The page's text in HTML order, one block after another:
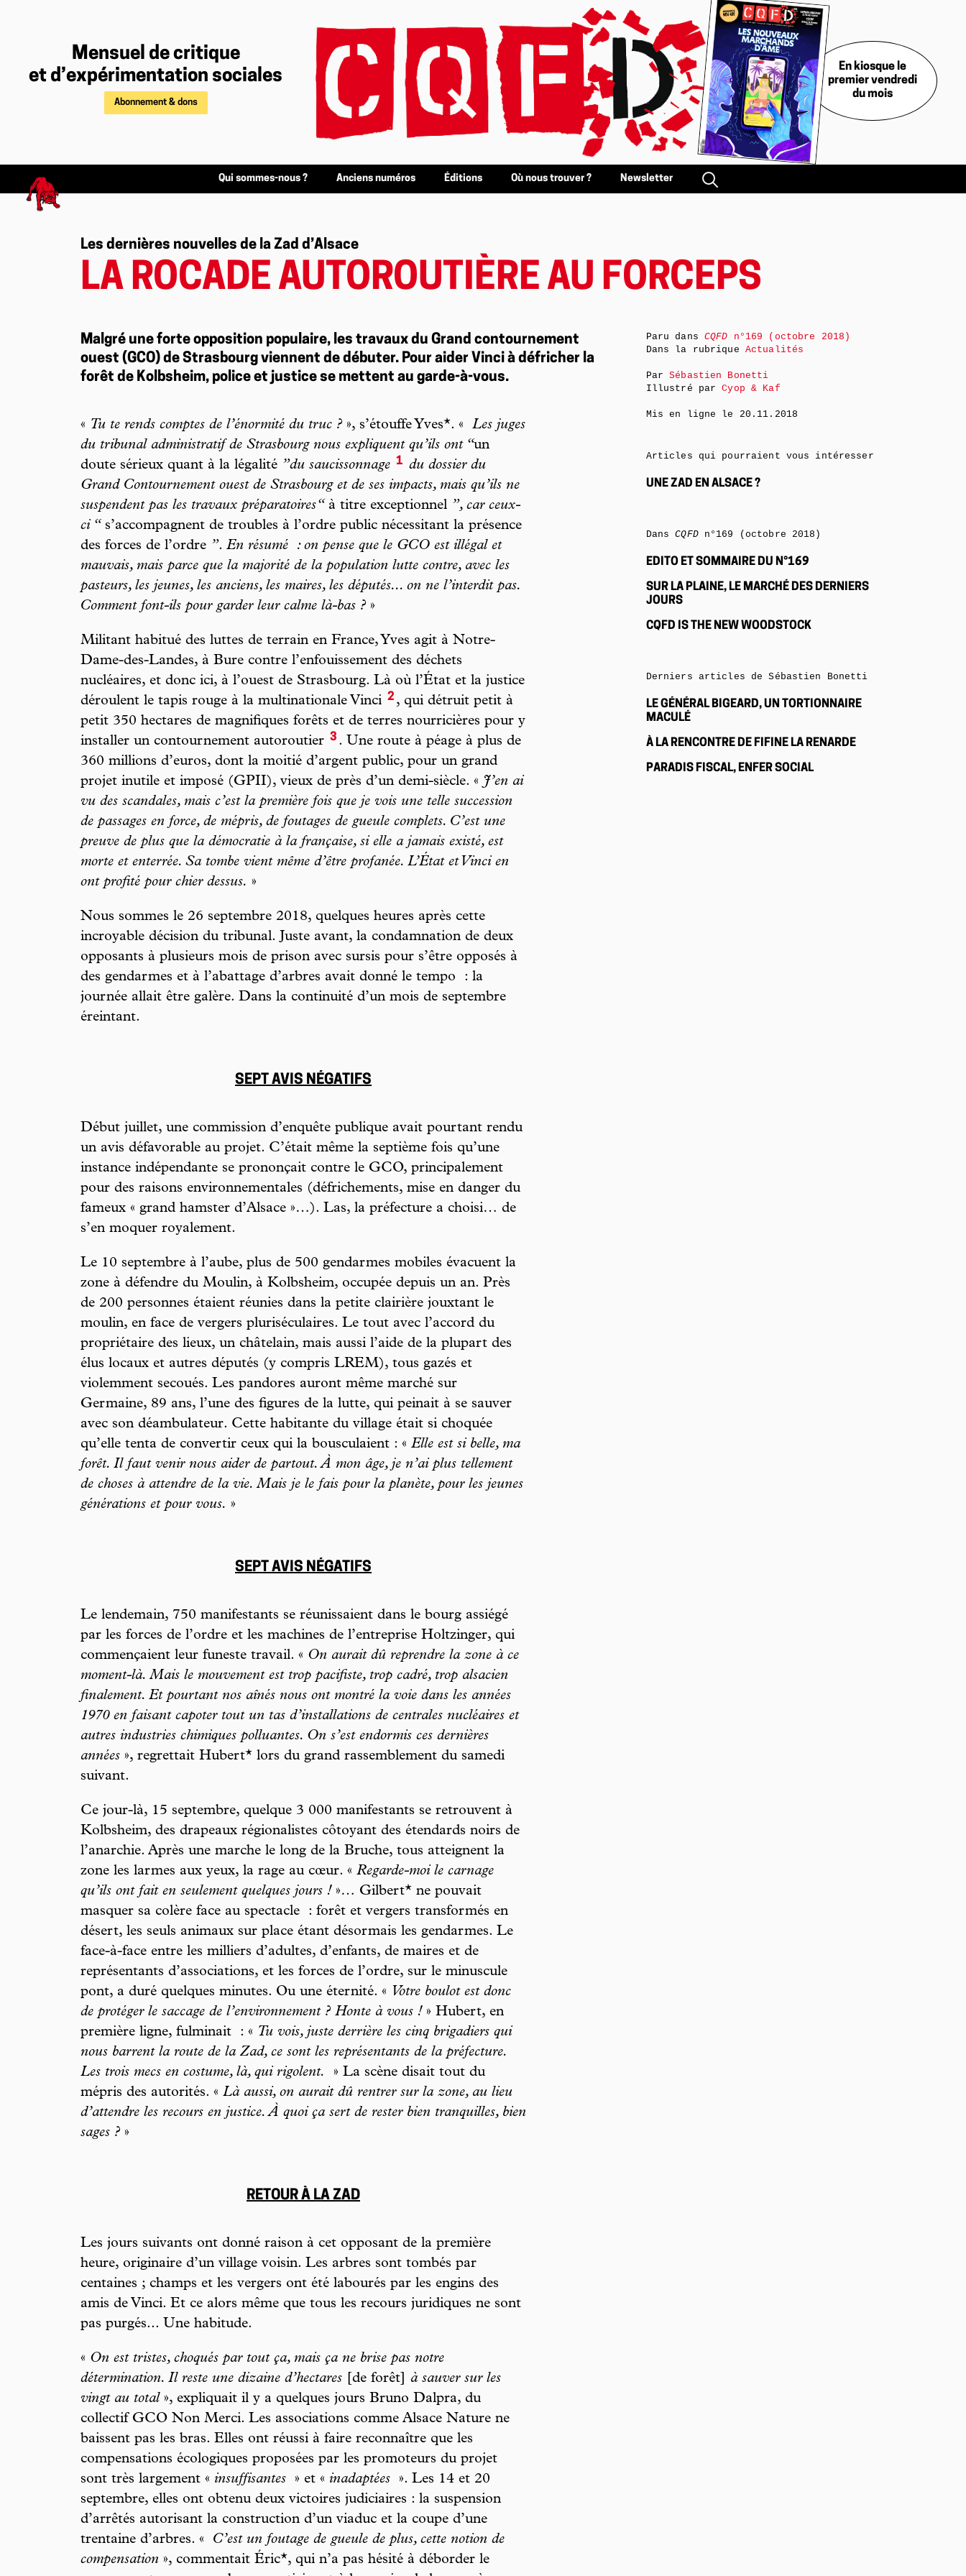
Mensuel de critique
et d’expérimentation sociales
Abonnement & dons
En kiosque le
premier vendredi
du mois
Qui sommes-nous ? Anciens numéros Éditions Où nous trouver ? Newsletter
Les dernières nouvelles de la Zad d’Alsace
LA ROCADE AUTOROUTIÈRE AU FORCEPS
Malgré une forte opposition populaire, les travaux du Grand contournement
ouest (GCO) de Strasbourg viennent de débuter. Pour aider Vinci à défricher la
forêt de Kolbsheim, police et justice se mettent au garde-à-vous.
« Tu te rends comptes de l’énormité du truc ? », s’étouffe Yves*. «
Les juges
du tribunal administratif de Strasbourg nous expliquent qu’ils ont “un
doute sérieux quant à la légalité ”du saucissonnage 1 du dossier du
Grand Contournement ouest de Strasbourg et de ses impacts, mais qu’ils ne
suspendent pas les travaux préparatoires“ à titre exceptionnel ”, car ceux-
ci “ s’accompagnent de troubles à l’ordre public nécessitant la présence
des forces de l’ordre ”. En résumé : on pense que le GCO est illégal et
mauvais, mais parce que la majorité de la population lutte contre, avec les
pasteurs, les jeunes, les anciens, les maires, les députés... on ne l’interdit pas.
Comment font-ils pour garder leur calme là-bas ? »
Militant habitué des luttes de terrain en France, Yves agit à Notre-
Dame-des-Landes, à Bure contre l’enfouissement des déchets
nucléaires, et donc ici, à l’ouest de Strasbourg. Là où l’État et la justice
déroulent le tapis rouge à la multinationale Vinci 2 , qui détruit petit à
petit 350 hectares de magnifiques forêts et de terres nourricières pour y
installer un contournement autoroutier 3 . Une route à péage à plus de
360 millions d’euros, dont la moitié d’argent public, pour un grand
projet inutile et imposé (GPII), vieux de près d’un demi-siècle. «J’en ai
vu des scandales, mais c’est la première fois que je vois une telle succession
de passages en force, de mépris, de foutages de gueule complets. C’est une
preuve de plus que la démocratie à la française, si elle a jamais existé, est
morte et enterrée. Sa tombe vient même d’être profanée. L’État et Vinci en
ont profité pour chier dessus. »
Nous sommes le 26 septembre 2018, quelques heures après cette
incroyable décision du tribunal. Juste avant, la condamnation de deux
opposants à plusieurs mois de prison avec sursis pour s’être opposés à
des gendarmes et à l’abattage d’arbres avait donné le tempo : la
journée allait être galère. Dans la continuité d’un mois de septembre
éreintant.
SEPT AVIS NÉGATIFS
Début juillet, une commission d’enquête publique avait pourtant rendu
un avis défavorable au projet. C’était même la septième fois qu’une
instance indépendante se prononçait contre le GCO, principalement
pour des raisons environnementales (défrichements, mise en danger du
fameux « grand hamster d’Alsace »…). Las, la préfecture a choisi… de
s’en moquer royalement.
Le 10 septembre à l’aube, plus de 500 gendarmes mobiles évacuent la
zone à défendre du Moulin, à Kolbsheim, occupée depuis un an. Près
de 200 personnes étaient réunies dans la petite clairière jouxtant le
moulin, en face de vergers pluriséculaires. Le tout avec l’accord du
propriétaire des lieux, un châtelain, mais aussi l’aide de la plupart des
élus locaux et autres députés (y compris LREM), tous gazés et
violemment secoués. Les pandores auront même marché sur
Germaine, 89 ans, l’une des figures de la lutte, qui peinait à se sauver
avec son déambulateur. Cette habitante du village était si choquée
qu’elle tenta de convertir ceux qui la bousculaient : « Elle est si belle, ma
forêt. Il faut venir nous aider de partout. À mon âge, je n’ai plus tellement
de choses à attendre de la vie. Mais je le fais pour la planète, pour les jeunes
générations et pour vous. »
SEPT AVIS NÉGATIFS
Le lendemain, 750 manifestants se réunissaient dans le bourg assiégé
par les forces de l’ordre et les machines de l’entreprise Holtzinger, qui
commençaient leur funeste travail. « On aurait dû reprendre la zone à ce
moment-là. Mais le mouvement est trop pacifiste, trop cadré, trop alsacien
finalement. Et pourtant nos aînés nous ont montré la voie dans les années
1970 en faisant capoter tout un tas d’installations de centrales nucléaires et
autres industries chimiques polluantes. On s’est endormis ces dernières
années », regrettait Hubert* lors du grand rassemblement du samedi
suivant.
Ce jour-là, 15 septembre, quelque 3 000 manifestants se retrouvent à
Kolbsheim, des drapeaux régionalistes côtoyant des étendards noirs de
l’anarchie. Après une marche le long de la Bruche, tous atteignent la
zone les larmes aux yeux, la rage au cœur. « Regarde-moi le carnage
qu’ils ont fait en seulement quelques jours ! »… Gilbert* ne pouvait
masquer sa colère face au spectacle : forêt et vergers transformés en
désert, les seuls animaux sur place étant désormais les gendarmes. Le
face-à-face entre les milliers d’adultes, d’enfants, de maires et de
représentants d’associations, et les forces de l’ordre, sur le minuscule
pont, a duré quelques minutes. Ou une éternité. « Votre boulot est donc
de protéger le saccage de l’environnement ? Honte à vous ! » Hubert, en
première ligne, fulminait : « Tu vois, juste derrière les cinq brigadiers qui
nous barrent la route de la Zad, ce sont les représentants de la préfecture.
Les trois mecs en costume, là, qui rigolent.
» La scène disait tout du
mépris des autorités. « Là aussi, on aurait dû rentrer sur la zone, au lieu
d’attendre les recours en justice. À quoi ça sert de rester bien tranquilles, bien
sages ? »
RETOUR À LA ZAD
Les jours suivants ont donné raison à cet opposant de la première
heure, originaire d’un village voisin. Les arbres sont tombés par
centaines ; champs et les vergers ont été labourés par les engins des
amis de Vinci. Et ce alors même que tous les recours juridiques ne sont
pas purgés... Une habitude.
« On est tristes, choqués par tout ça, mais ça ne brise pas notre
détermination. Il reste une dizaine d’hectares [de forêt] à sauver sur les
vingt au total », expliquait il y a quelques jours Bruno Dalpra, du
collectif GCO Non Merci. Les associations comme Alsace Nature ne
baissent pas les bras. Elles ont réussi à faire reconnaître que les
compensations écologiques proposées par les promoteurs du projet
sont très largement « insuffisantes » et « inadaptées ». Les 14 et 20
septembre, elles ont obtenu deux victoires judiciaires : la suspension
d’arrêtés autorisant la construction d’un viaduc et la coupe d’une
trentaine d’arbres. «
C’est un foutage de gueule de plus, cette notion de
compensation », commentait Éric*, qui n’a pas hésité à déborder le
Paru dans CQFD n°169 (octobre 2018)
Dans la rubrique Actualités
ParSébastien Bonetti
Illustré parCyop & Kaf
Mis en ligne le 20.11.2018
Articles qui pourraient vous intéresser
UNE ZAD EN ALSACE ?
DansCQFDn°169 (octobre 2018)
EDITO ET SOMMAIRE DU N°169
SUR LA PLAINE, LE MARCHÉ DES DERNIERS
JOURS
CQFD IS THE NEW WOODSTOCK
Derniers articles de Sébastien Bonetti
LE GÉNÉRAL BIGEARD, UN TORTIONNAIRE
MACULÉ
À LA RENCONTRE DE FIFINE LA RENARDE
PARADIS FISCAL, ENFER SOCIAL